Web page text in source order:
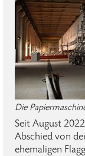
Die
Seit August
Abschied von
ehemaligen